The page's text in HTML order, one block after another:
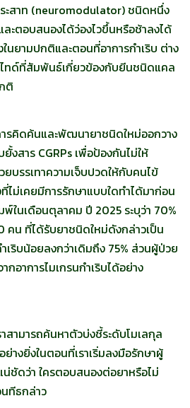
ะสาท (neuromodulator) ชนิดหนึ่ง
ละตอบสนองได้ว่องไวขึ้นหรือช้าลงได้
นยามปกติและตอนที่อาการกำเริบ ต่าง
ทด์ที่สัมพันธ์เกี่ยวข้องกับยีนชนิดแคล
ติ
รคิดค้นและพัฒนายาชนิดใหม่ออกวาง
งสาร CGRPs เพื่อป้องกันไม่ให้
บรรเทาความเจ็บปวดให้กับคนไข้
ไม่เคยมีการรักษาแบบใดทำได้มาก่อน
ในเดือนตุลาคม ปี 2025 ระบุว่า 70%
คน ที่ได้รับยาชนิดใหม่ดังกล่าวเป็น
ำเริบน้อยลงกว่าเดิมถึง 75% ส่วนผู้ป่วย
อาการไมเกรนกำเริบได้อย่าง
สามารถค้นหาตัวบ่งชี้ระดับโมเลกุล
ย่างยิ่งในตอนที่เราเริ่มลงมือรักษาผู้
น่ชัดว่า ใครตอบสนองต่อยาหรือไม่
ทีธกล่าว